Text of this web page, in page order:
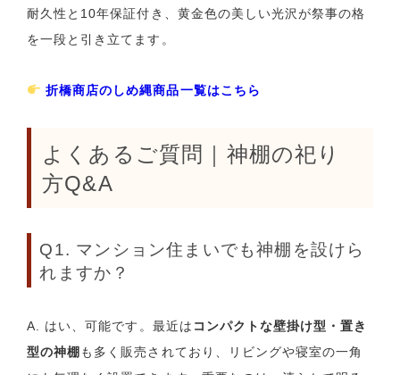
耐久性と10年保証付き、黄金色の美しい光沢が祭事の格
を一段と引き立てます。
折橋商店のしめ縄商品一覧はこちら
よくあるご質問｜神棚の祀り
方Q&A
Q1. マンション住まいでも神棚を設けら
れますか？
A. はい、可能です。最近は コンパクトな壁掛け型・置き
型の神棚 も多く販売されており、リビングや寝室の一角